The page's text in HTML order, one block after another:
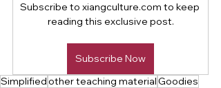
Subscribe to xiangculture.com to keep
reading this exclusive post.
Subscribe Now
Simplifiedother teaching materialGoodies